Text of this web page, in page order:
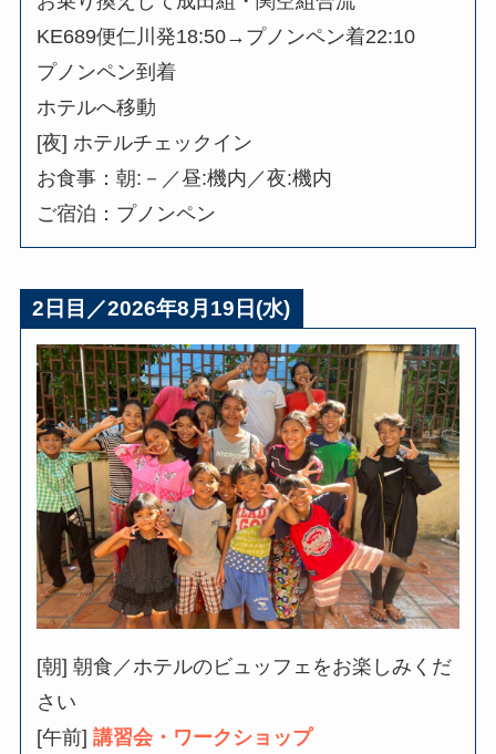
KE689便仁川発18:50→プノンペン着22:10
プノンペン到着
ホテルへ移動
[夜] ホテルチェックイン
お食事：朝:－／昼:機内／夜:機内
ご宿泊：プノンペン
2日目／2026年8月19日(水)
[朝] 朝食／ホテルのビュッフェをお楽しみくだ
さい
[午前]講習会・ワークショップ